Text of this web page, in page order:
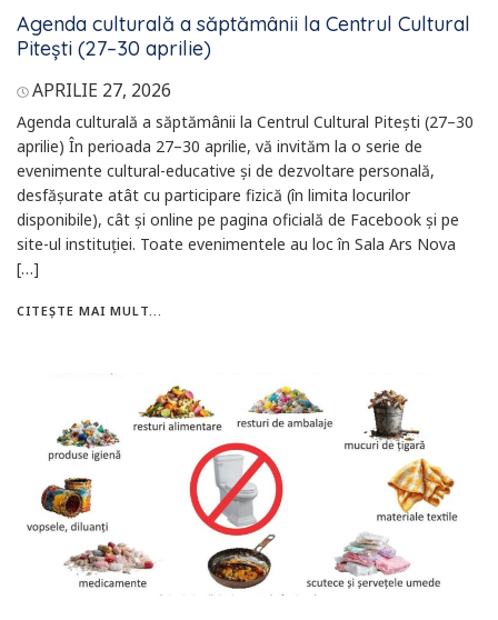
Agenda culturală a săptămânii la Centrul Cultural
Pitești (27–30 aprilie)
APRILIE 27, 2026
Agenda culturală a săptămânii la Centrul Cultural Pitești (27–30
aprilie) În perioada 27–30 aprilie, vă invităm la o serie de
evenimente cultural-educative și de dezvoltare personală,
desfășurate atât cu participare fizică (în limita locurilor
disponibile), cât și online pe pagina oficială de Facebook și pe
site-ul instituției. Toate evenimentele au loc în Sala Ars Nova
[…]
CITEȘTE MAI MULT...